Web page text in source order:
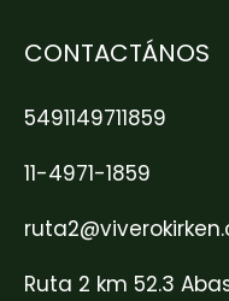
CONTACTÁNOS
5491149711859
11-4971-1859
Ruta 2 km 52.3